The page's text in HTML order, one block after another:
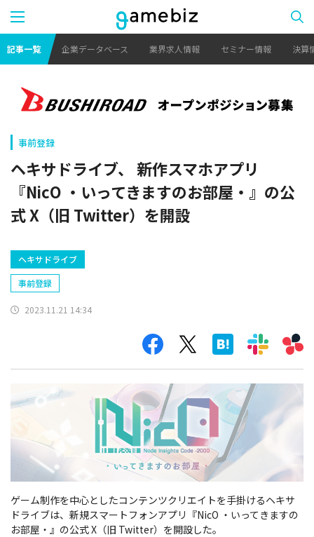
記事一覧 企業データベース 業界求人情報 セミナー情報 決算
事前登録
ヘキサドライブ、 新作スマホアプリ
『NicO ・いってきますのお部屋・』の公
式 X（旧 Twitter）を開設
ヘキサドライブ
事前登録
2023.11.21 14:34
ゲーム制作を中心としたコンテンツクリエイトを手掛けるヘキサ
ドライブは、新規スマートフォンアプリ『NicO ・いってきますの
お部屋・』の公式 X（旧 Twitter）を開設した。